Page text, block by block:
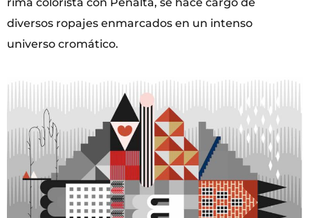
diversos ropajes enmarcados en un intenso
universo cromático.